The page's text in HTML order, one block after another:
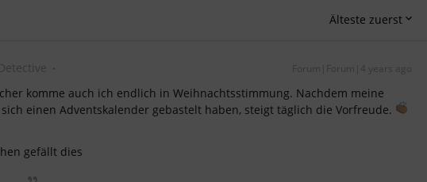
Älteste zuerst
Detective Forum|Forum|4 years ago
komme auch ich endlich in Weihnachtsstimmung. Nachdem meine
einen Adventskalender gebastelt haben, steigt täglich die Vorfreude.
gefällt dies